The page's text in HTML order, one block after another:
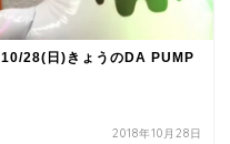
10/28(日)きょうのDA PUMP
2018年10月28日